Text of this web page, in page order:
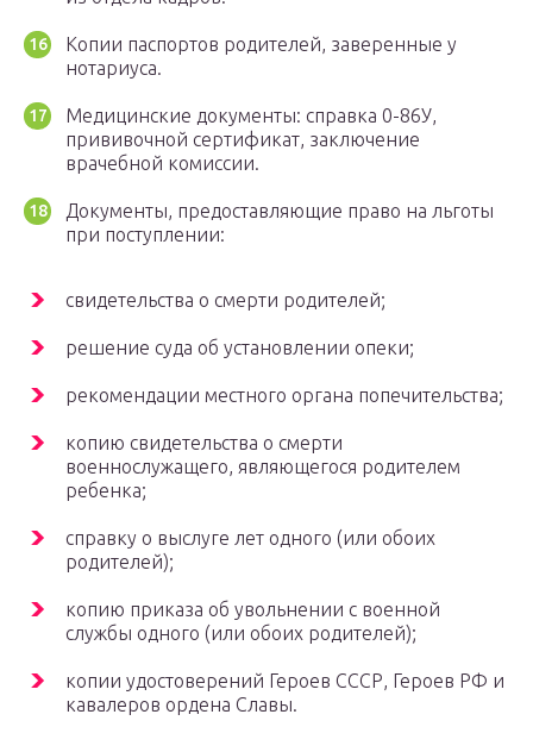
Копии паспортов родителей, заверенные у
нотариуса.
Медицинские документы: справка 0-86У,
прививочной сертификат, заключение
врачебной комиссии.
Документы, предоставляющие право на льготы
при поступлении:
свидетельства о смерти родителей;
решение суда об установлении опеки;
рекомендации местного органа попечительства;
копию свидетельства о смерти
военнослужащего, являющегося родителем
ребенка;
справку о выслуге лет одного (или обоих
родителей);
копию приказа об увольнении с военной
службы одного (или обоих родителей);
копии удостоверений Героев СССР, Героев РФ и
кавалеров ордена Славы.